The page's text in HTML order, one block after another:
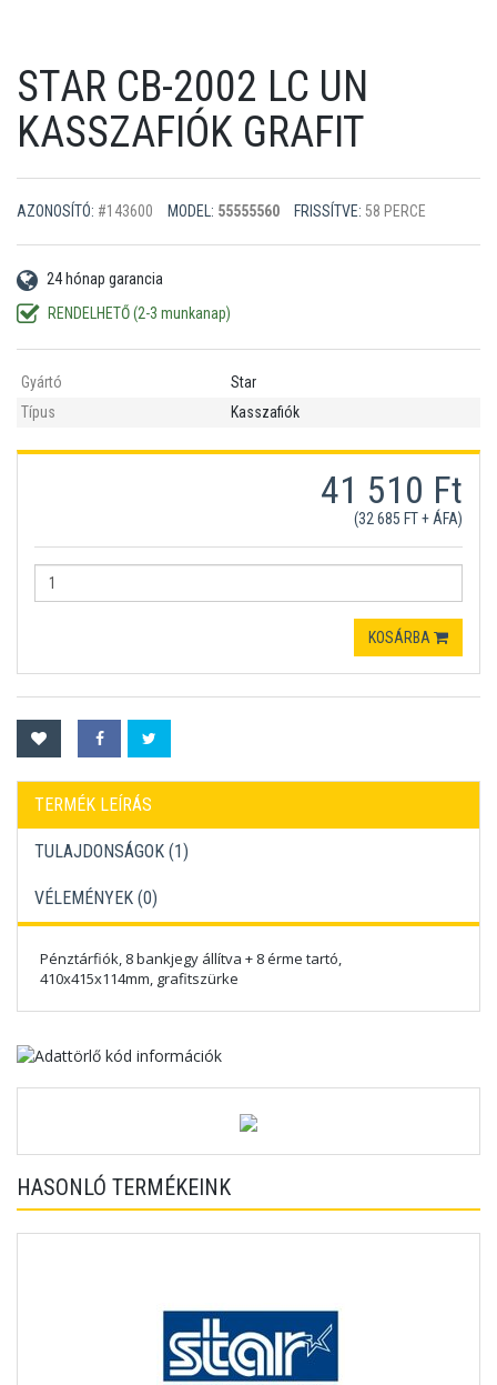
STAR CB-2002 LC UN
KASSZAFIÓK GRAFIT
AZONOSÍTÓ: #143600 MODEL: 55555560 FRISSÍTVE: 58 PERCE
24 hónap garancia
RENDELHETŐ (2-3 munkanap)
Gyártó
Star
Típus
Kasszafiók
41 510 Ft
(32 685 FT + ÁFA)
KOSÁRBA
TERMÉK LEÍRÁS
TULAJDONSÁGOK (1)
VÉLEMÉNYEK (0)
Pénztárfiók, 8 bankjegy állítva + 8 érme tartó,
410x415x114mm, grafitszürke
HASONLÓ TERMÉKEINK